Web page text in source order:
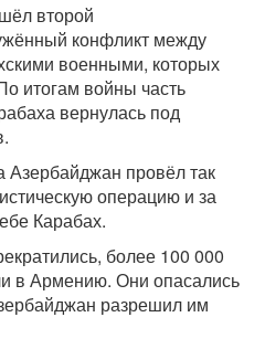
второй
конфликт между
военными, которых
итогам войны часть
вернулась под
Азербайджан провёл так
операцию и за
Карабах.
более 100 000
в Армению. Они опасались
разрешил им